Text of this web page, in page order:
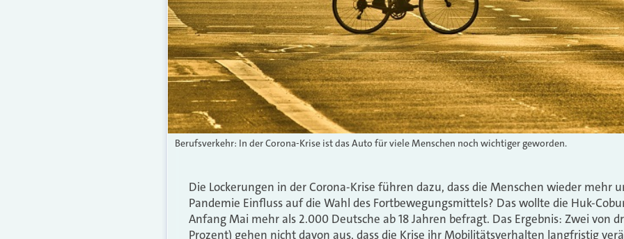
Berufsverkehr: In der Corona-Krise ist das Auto für viele Menschen noch wichtiger geworden.
Die Lockerungen in der Corona-Krise führen dazu, dass die Menschen wieder mehr
Pandemie Einfluss auf die Wahl des Fortbewegungsmittels? Das wollte die Huk-
Anfang Mai mehr als 2.000 Deutsche ab 18 Jahren befragt. Das Ergebnis: Zwei von
Prozent) gehen nicht davon aus, dass die Krise ihr Mobilitätsverhalten langfristig